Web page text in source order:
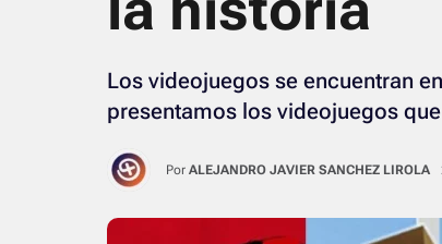
Los videojuegos se encuentran
presentamos los videojuegos
Por ALEJANDRO JAVIER SANCHEZ LIROLA